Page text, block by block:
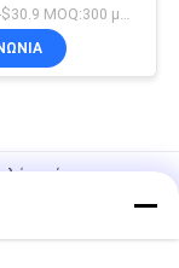
ύφασμα
Ποιότητας